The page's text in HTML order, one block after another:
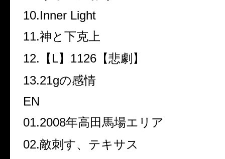
10.Inner Light
11.神と下克上
12. 【 L】 1126 【悲劇】
13.21gの感情
EN
01.2008年高田馬場エリア
02.敵刺す、テキサス